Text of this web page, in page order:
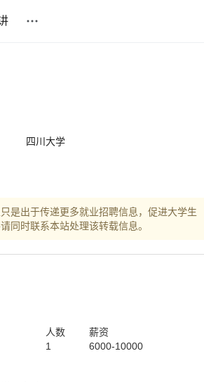
四川大学
是出于传递更多就业招聘信息，促进大学生
同时联系本站处理该转载信息。
人数
薪资
1
6000-10000